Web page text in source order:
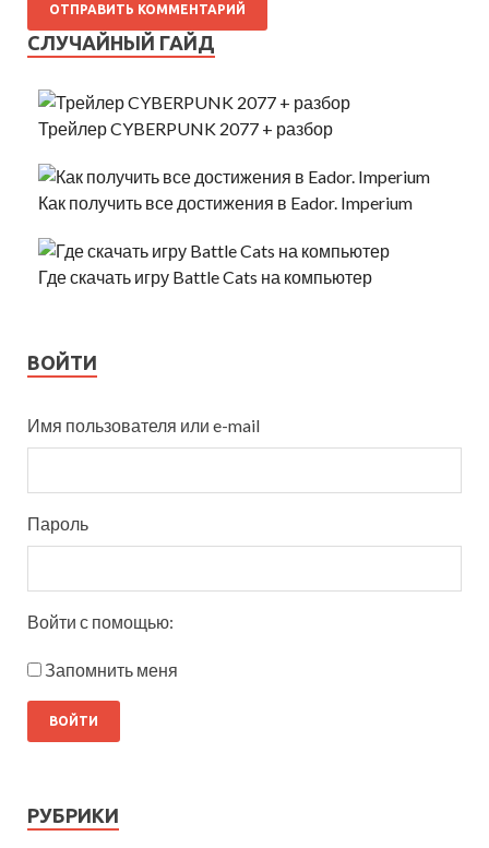
СЛУЧАЙНЫЙ ГАЙД
Трейлер CYBERPUNK 2077 + разбор
Как получить все достижения в Eador. Imperium
Где скачать игру Battle Cats на компьютер
ВОЙТИ
Имя пользователя или e-mail
Пароль
Войти с помощью:
Запомнить меня
РУБРИКИ